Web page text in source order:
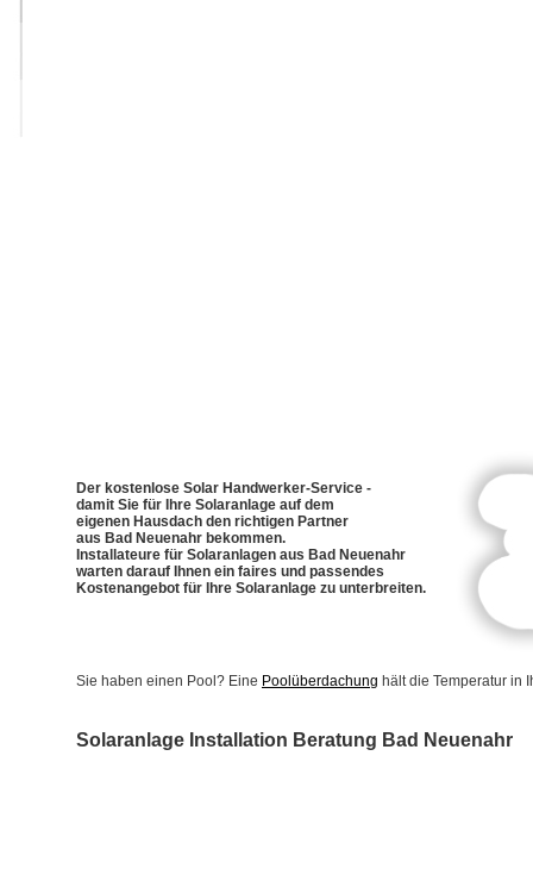
Der kostenlose Solar Handwerker-Service -
damit Sie für Ihre Solaranlage auf dem
eigenen Hausdach den richtigen Partner
aus Bad Neuenahr bekommen.
Installateure für Solaranlagen aus Bad Neuenahr
warten darauf Ihnen ein faires und passendes
Kostenangebot für Ihre Solaranlage zu unterbreiten.
Sie haben einen Pool? Eine Poolüberdachung hält die Temperatur in
Solaranlage Installation Beratung Bad Neuenahr